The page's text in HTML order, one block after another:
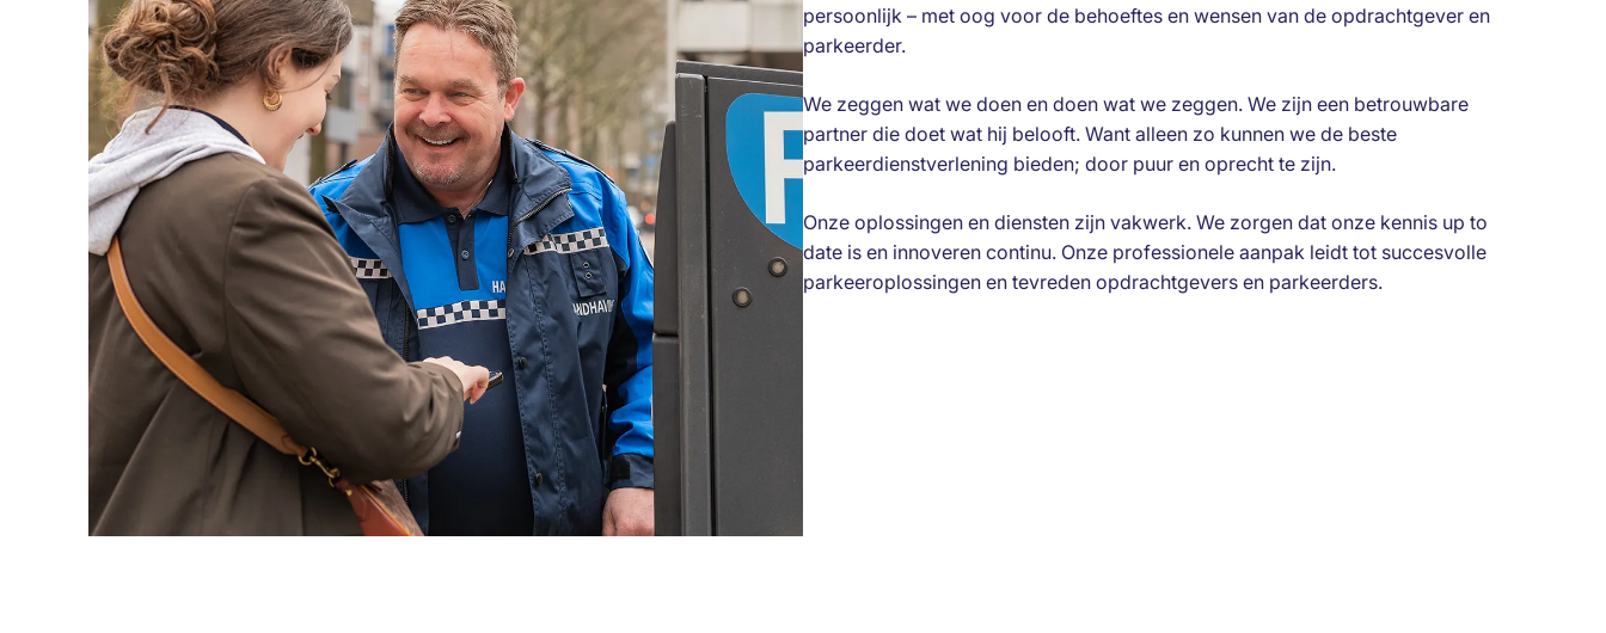
persoonlijk – met oog voor de behoeftes en wensen van de opdrachtgever en
parkeerder.
We zeggen wat we doen en doen wat we zeggen. We zijn een betrouwbare
partner die doet wat hij belooft. Want alleen zo kunnen we de beste
parkeerdienstverlening bieden; door puur en oprecht te zijn.
Onze oplossingen en diensten zijn vakwerk. We zorgen dat onze kennis up to
date is en innoveren continu. Onze professionele aanpak leidt tot succesvolle
parkeeroplossingen en tevreden opdrachtgevers en parkeerders.